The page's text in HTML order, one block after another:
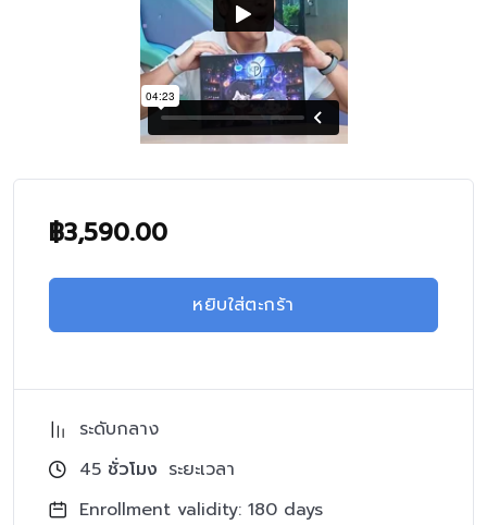
฿3,590.00
หยิบใส่ตะกร้า
ระดับกลาง
45 ชั่วโมง ระยะเวลา
Enrollment validity: 180 days